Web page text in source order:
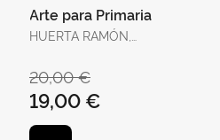
Arte para Primaria
HUERTA RAMÓN,
20,00 €
19,00 €